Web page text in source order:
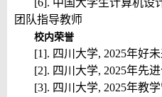
[6]. 中国大学生计算机设
团队指导教师
校内荣誉
[1]. 四川大学, 2025年好
[2]. 四川大学, 2025年先
[3]. 四川大学, 2025年教